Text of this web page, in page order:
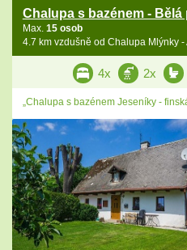
Chalupa s bazénem -
Max. 15 osob
4.7 km vzdušně od Chalupa Mlýnky
4x 2x
„Chalupa s bazénem Jeseníky -